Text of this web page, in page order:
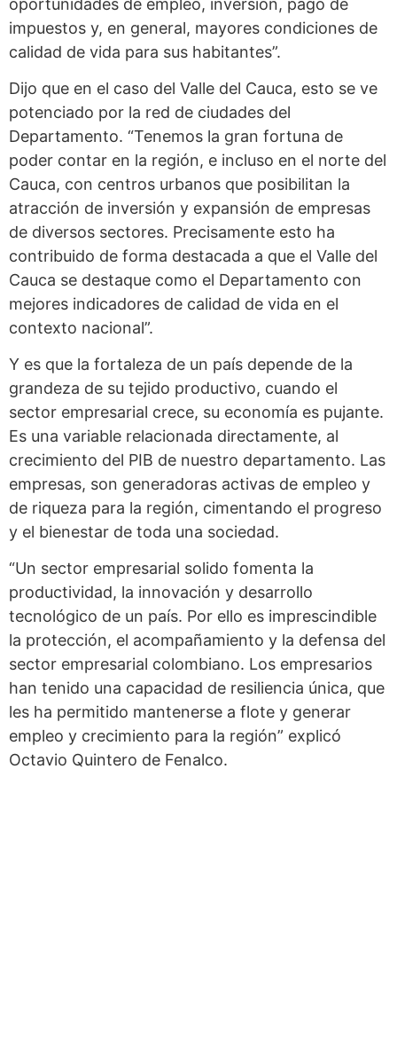
oportunidades de empleo, inversión, pago de
impuestos y, en general, mayores condiciones de
calidad de vida para sus habitantes”.
Dijo que en el caso del Valle del Cauca, esto se ve
potenciado por la red de ciudades del
Departamento. “Tenemos la gran fortuna de
poder contar en la región, e incluso en el norte del
Cauca, con centros urbanos que posibilitan la
atracción de inversión y expansión de empresas
de diversos sectores. Precisamente esto ha
contribuido de forma destacada a que el Valle del
Cauca se destaque como el Departamento con
mejores indicadores de calidad de vida en el
contexto nacional”.
Y es que la fortaleza de un país depende de la
grandeza de su tejido productivo, cuando el
sector empresarial crece, su economía es pujante.
Es una variable relacionada directamente, al
crecimiento del PIB de nuestro departamento. Las
empresas, son generadoras activas de empleo y
de riqueza para la región, cimentando el progreso
y el bienestar de toda una sociedad.
“Un sector empresarial solido fomenta la
productividad, la innovación y desarrollo
tecnológico de un país. Por ello es imprescindible
la protección, el acompañamiento y la defensa del
sector empresarial colombiano. Los empresarios
han tenido una capacidad de resiliencia única, que
les ha permitido mantenerse a flote y generar
empleo y crecimiento para la región” explicó
Octavio Quintero de Fenalco.